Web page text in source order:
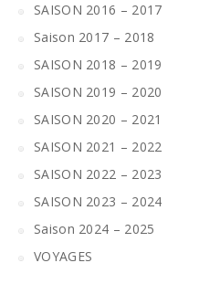
SAISON 2016 – 2017
Saison 2017 – 2018
SAISON 2018 – 2019
SAISON 2019 – 2020
SAISON 2020 – 2021
SAISON 2021 – 2022
SAISON 2022 – 2023
SAISON 2023 – 2024
Saison 2024 – 2025
VOYAGES